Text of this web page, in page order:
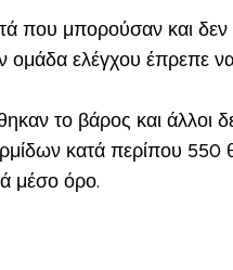
που μπορούσαν και
ελέγχου έπρεπε
το βάρος και άλλοι
κατά περίπου 550
μέσο όρο.